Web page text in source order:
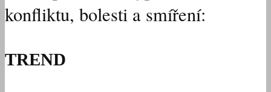
konfliktu, bolesti a smíření:
TREND